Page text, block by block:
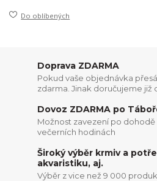
Do oblíbených
Doprava ZDARMA
Pokud vaše objednávka
zdarma. Jinak doručujeme již
Dovoz ZDARMA po
Možnost zavezení po
večerních hodinách
Široký výběr krmiv a
akvaristiku, aj.
Výběr z vice než 9 000